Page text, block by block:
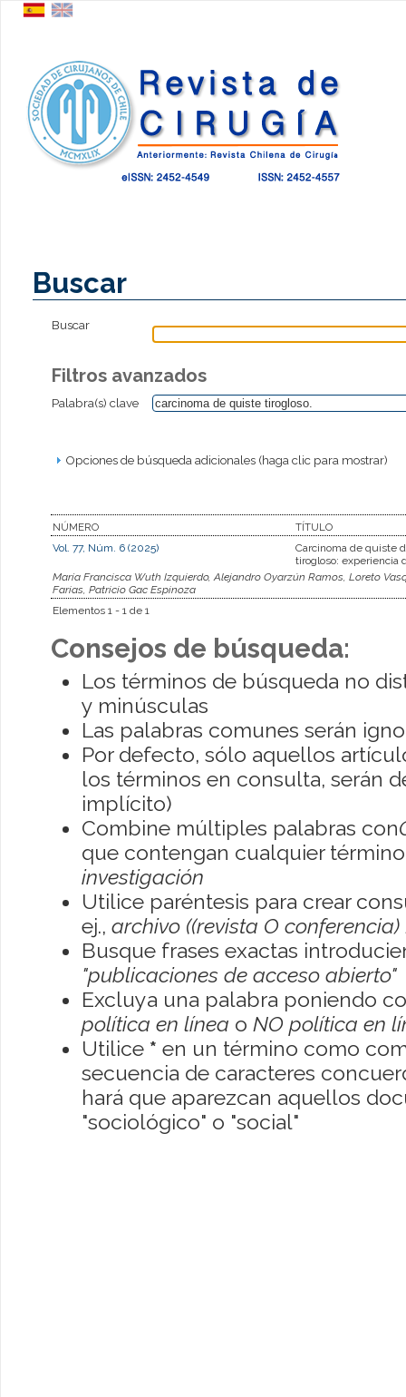
Buscar
Buscar
Filtros avanzados
Palabra(s) clave
Opciones de búsqueda adicionales (haga clic para mostrar)
NÚMERO
TÍTULO
Vol. 77, Núm. 6 (2025)
Carcinoma de quiste
tirogloso: experiencia
María Francisca Wuth Izquierdo, Alejandro Oyarzún Ramos, Loreto
Farias, Patricio Gac Espinoza
Elementos 1 - 1 de 1
Consejos de búsqueda:
Los términos de búsqueda no
y minúsculas
Las palabras comunes serán
Por defecto, sólo aquellos
los términos en consulta, serán
implícito)
Combine múltiples palabras con
que contengan cualquier
investigación
Utilice paréntesis para crear
ej., archivo ((revista O conferencia)
Busque frases exactas
"publicaciones de acceso abierto"
Excluya una palabra poniendo
política en línea o NO política en
Utilice * en un término como
secuencia de caracteres
hará que aparezcan aquellos
"sociológico" o "social"